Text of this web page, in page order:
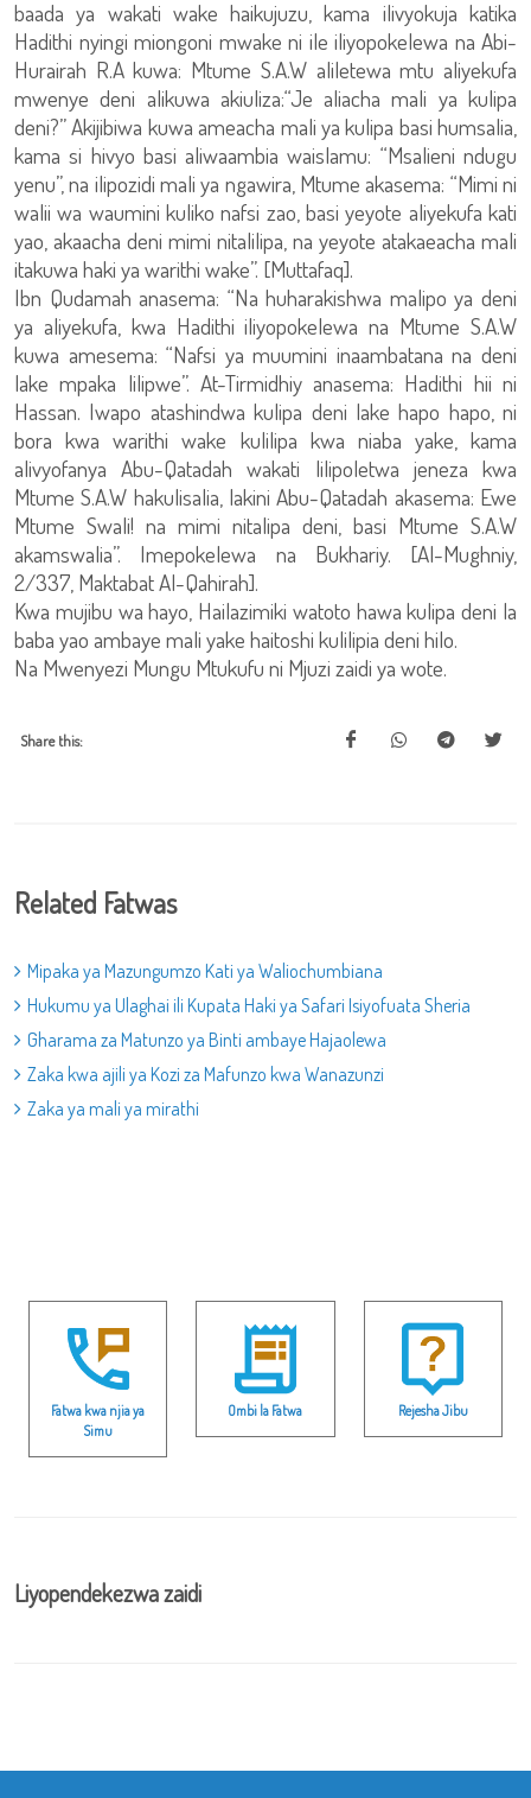
baada ya wakati wake haikujuzu, kama ilivyokuja katika
Hadithi nyingi miongoni mwake ni ile iliyopokelewa na Abi-
Hurairah R.A kuwa: Mtume S.A.W aliletewa mtu aliyekufa
mwenye deni alikuwa akiuliza:“Je aliacha mali ya kulipa
deni?” Akijibiwa kuwa ameacha mali ya kulipa basi humsalia,
kama si hivyo basi aliwaambia waislamu: “Msalieni ndugu
yenu”, na ilipozidi mali ya ngawira, Mtume akasema: “Mimi ni
walii wa waumini kuliko nafsi zao, basi yeyote aliyekufa kati
yao, akaacha deni mimi nitalilipa, na yeyote atakaeacha mali
itakuwa haki ya warithi wake”. [Muttafaq].
Ibn Qudamah anasema: “Na huharakishwa malipo ya deni
ya aliyekufa, kwa Hadithi iliyopokelewa na Mtume S.A.W
kuwa amesema: “Nafsi ya muumini inaambatana na deni
lake mpaka lilipwe”. At-Tirmidhiy anasema: Hadithi hii ni
Hassan. Iwapo atashindwa kulipa deni lake hapo hapo, ni
bora kwa warithi wake kulilipa kwa niaba yake, kama
alivyofanya Abu-Qatadah wakati lilipoletwa jeneza kwa
Mtume S.A.W hakulisalia, lakini Abu-Qatadah akasema: Ewe
Mtume Swali! na mimi nitalipa deni, basi Mtume S.A.W
akamswalia”. Imepokelewa na Bukhariy. [Al-Mughniy,
2/337, Maktabat Al-Qahirah].
Kwa mujibu wa hayo, Hailazimiki watoto hawa kulipa deni la
baba yao ambaye mali yake haitoshi kulilipia deni hilo.
Na Mwenyezi Mungu Mtukufu ni Mjuzi zaidi ya wote.
Share this:
Related Fatwas
Mipaka ya Mazungumzo Kati ya Waliochumbiana
Hukumu ya Ulaghai ili Kupata Haki ya Safari Isiyofuata Sheria
Gharama za Matunzo ya Binti ambaye Hajaolewa
Zaka kwa ajili ya Kozi za Mafunzo kwa Wanazunzi
Zaka ya mali ya mirathi
Fatwa kwa njia ya
Simu
Ombi la Fatwa Rejesha Jibu
Liyopendekezwa zaidi